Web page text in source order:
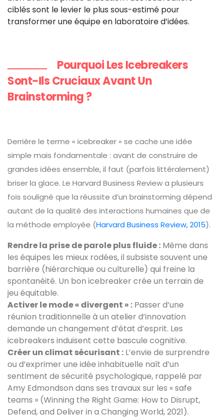
ciblés sont le levier le plus sous-estimé pour
transformer une équipe en laboratoire d’idées.
Pourquoi Les Icebreakers
Sont-Ils Cruciaux Avant Un
Brainstorming ?
Derrière le terme « icebreaker » se cache une idée
simple mais fondamentale : avant de construire de
grandes idées ensemble, il faut (parfois littéralement)
briser la glace. Le Harvard Business Review a plusieurs
fois souligné que la réussite d’un brainstorming dépend
autant de la qualité des interactions humaines que de
la méthode employée (Harvard Business Review, 2015).
Rendre la prise de parole plus fluide : Même dans
les équipes les mieux rodées, il subsiste souvent une
barrière (hiérarchique ou culturelle) qui freine la
spontanéité. Un bon icebreaker crée un terrain de
jeu équitable.
Activer le mode « divergent » : Passer d’une
réunion traditionnelle à un atelier d’innovation
demande un changement d’état d’esprit. Les
icebreakers induisent cette bascule cognitive.
Créer un climat sécurisant : L’envie de surprendre
ou d’exprimer une idée inhabituelle naît d’un
sentiment de sécurité psychologique, rappelé par
Amy Edmondson dans ses travaux sur les « safe
teams » (Winning the Right Game: How to Disrupt,
Defend, and Deliver in a Changing World, 2021).